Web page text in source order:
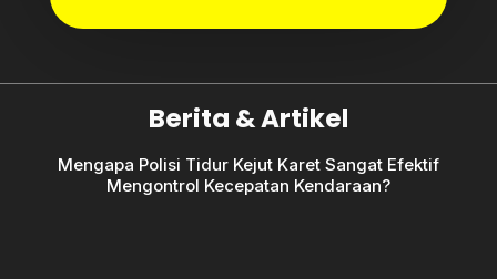
Berita & Artikel
Mengapa Polisi Tidur Kejut Karet Sangat Efektif
Mengontrol Kecepatan Kendaraan?